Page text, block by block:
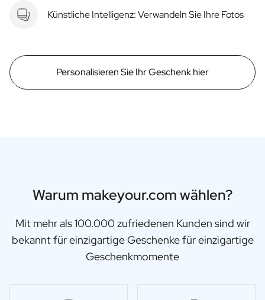
Künstliche Intelligenz: Verwandeln Sie Ihre Fotos
Personalisieren Sie Ihr Geschenk hier
Warum makeyour.com wählen?
Mit mehr als 100.000 zufriedenen Kunden sind wir
bekannt für einzigartige Geschenke für einzigartige
Geschenkmomente